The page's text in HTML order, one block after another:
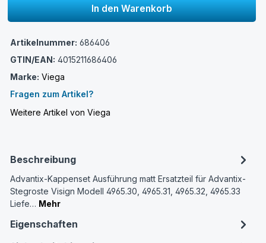
In den Warenkorb
Artikelnummer: 686406
GTIN/EAN: 4015211686406
Marke: Viega
Fragen zum Artikel?
Weitere Artikel von Viega
Beschreibung
Advantix-Kappenset Ausführung matt Ersatzteil für Advantix-
Stegroste Visign Modell 4965.30, 4965.31, 4965.32, 4965.33
Liefe… Mehr
Eigenschaften